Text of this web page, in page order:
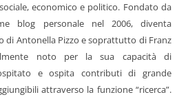
economico e politico. Fondato da
blog personale nel 2006, diventa
Antonella Pizzo e soprattutto di Franz
noto per la sua capacità di
e ospita contributi di grande
attraverso la funzione “ricerca”.